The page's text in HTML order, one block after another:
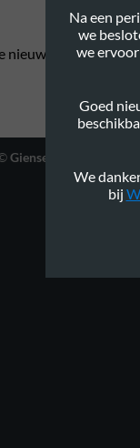
nieuwsbrief
Gienservies.nl
Design
Na een
we
we
Goed
We
bij